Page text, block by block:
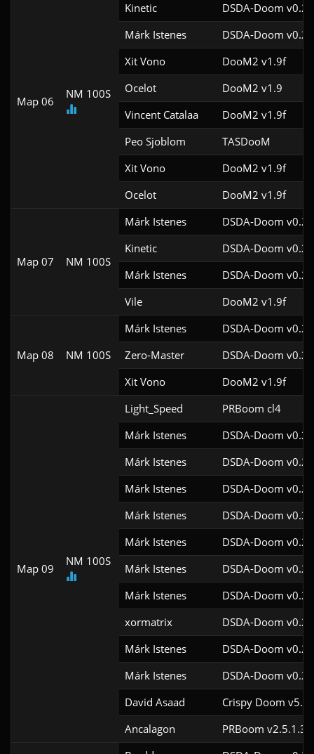
Map 06
NM 100S
Kinetic
DSDA-Doom
Márk Istenes
DSDA-Doom
Xit Vono
DooM2 v1.9f
Ocelot
DooM2 v1.9
Vincent Catalaa
DooM2 v1.9f
Peo Sjoblom
TASDooM
Xit Vono
DooM2 v1.9f
Ocelot
DooM2 v1.9f
Map 07 NM 100S
Márk Istenes
DSDA-Doom
Kinetic
DSDA-Doom
Márk Istenes
DSDA-Doom
Vile
DooM2 v1.9f
Map 08 NM 100S
Márk Istenes
DSDA-Doom
Zero-Master
DSDA-Doom
Xit Vono
DooM2 v1.9f
Map 09
NM 100S
Light_Speed
PRBoom cl4
Márk Istenes
DSDA-Doom
Márk Istenes
DSDA-Doom
Márk Istenes
DSDA-Doom
Márk Istenes
DSDA-Doom
Márk Istenes
DSDA-Doom
Márk Istenes
DSDA-Doom
Márk Istenes
DSDA-Doom
xormatrix
DSDA-Doom
Márk Istenes
DSDA-Doom
Márk Istenes
DSDA-Doom
David Asaad
Crispy Doom
Ancalagon
PRBoom